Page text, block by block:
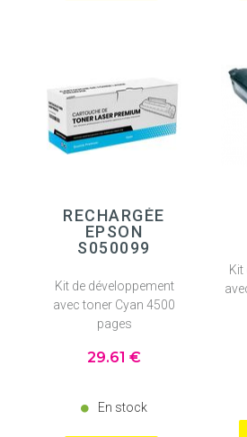
RECHARGÉE
EPSON
S050099
Kit de développement
avec toner Cyan 4500
pages
29.61 €
En stock
Kit